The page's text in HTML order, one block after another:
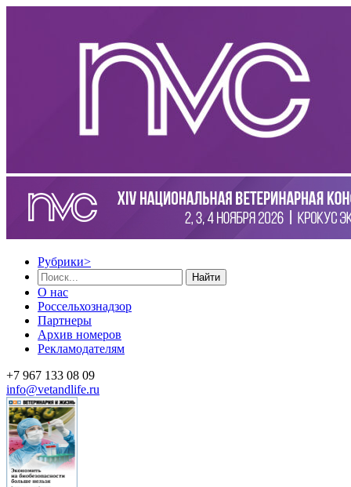
Рубрики>
Найти
О нас
Россельхознадзор
Партнеры
Архив номеров
Рекламодателям
+7 967 133 08 09
info@vetandlife.ru